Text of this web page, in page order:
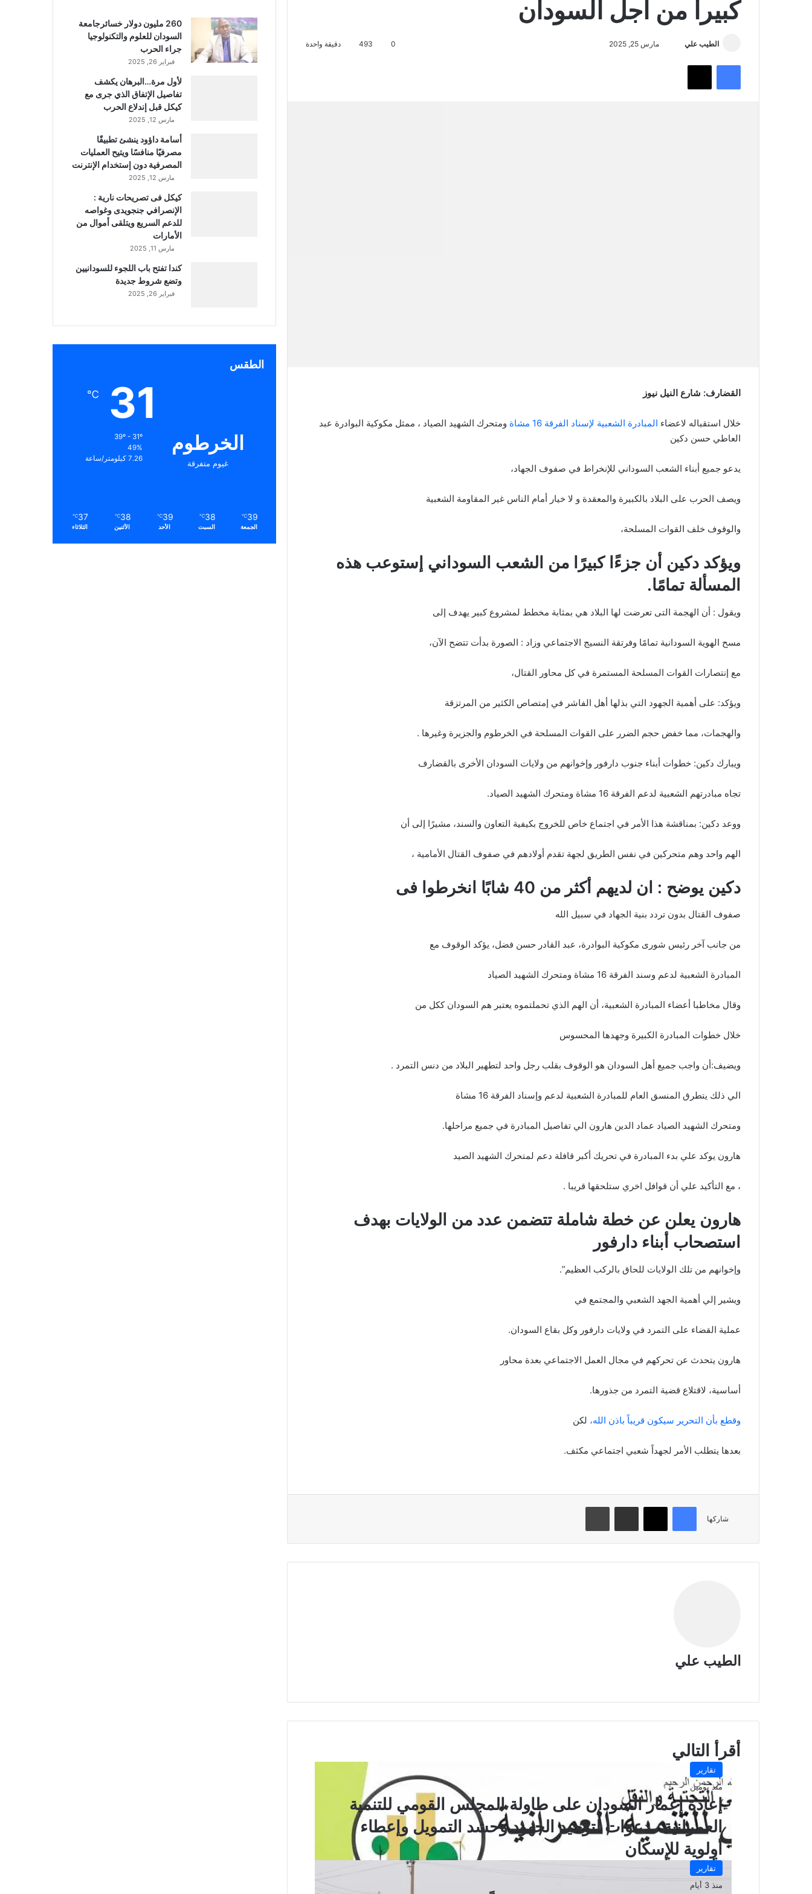
كبيرا من أجل السودان
الطيب علي مارس 25, 2025 0
493 دقيقة واحدة
فيسبوك تويتر
القضارف: شارع النيل نيوز
خلال استقباله لاعضاء المبادرة الشعبية لإسناد الفرقة 16 مشاة
ومتحرك الشهيد الصياد ، ممثل مكوكية البوادرة عبد
العاطي حسن دكين
يدعو جميع أبناء الشعب السوداني للإنخراط في صفوف الجهاد،
ويصف الحرب على البلاد بالكبيرة والمعقدة و لا خيار أمام الناس غير المقاومة الشعبية
والوقوف خلف القوات المسلحة،
ويؤكد دكين أن جزءًا كبيرًا من الشعب السوداني إستوعب هذه
المسألة تمامًا.
ويقول : أن الهجمة التى تعرضت لها البلاد هي بمثابة مخطط لمشروع كبير يهدف إلى
مسح الهوية السودانية تمامًا وفرتقة النسيج الاجتماعي وزاد : الصورة بدأت تتضح الآن،
مع إنتصارات القوات المسلحة المستمرة في كل محاور القتال،
ويؤكد: على أهمية الجهود التي بذلها أهل الفاشر في إمتصاص الكثير من المرتزقة
والهجمات، مما خفض حجم الضرر على القوات المسلحة في الخرطوم والجزيرة وغيرها .
ويبارك دكين: خطوات أبناء جنوب دارفور وإخوانهم من ولايات السودان الأخرى بالقضارف
تجاه مبادرتهم الشعبية لدعم الفرقة 16 مشاة ومتحرك الشهيد الصياد.
ووعد دكين: بمناقشة هذا الأمر في اجتماع خاص للخروج بكيفية التعاون والسند، مشيرًا إلى أن
الهم واحد وهم متحركين في نفس الطريق لجهة تقدم أولادهم في صفوف القتال الأمامية ،
دكين يوضح : ان لديهم أكثر من 40 شابًا انخرطوا فى
صفوف القتال بدون تردد بنية الجهاد في سبيل الله
من جانب آخر رئيس شورى مكوكية البوادرة، عبد القادر حسن فضل، يؤكد الوقوف مع
المبادرة الشعبية لدعم وسند الفرقة 16 مشاة ومتحرك الشهيد الصياد
وقال مخاطبا أعضاء المبادرة الشعبية، أن الهم الذي تحملتموه يعتبر هم السودان ككل من
خلال خطوات المبادرة الكبيرة وجهدها المحسوس
ويضيف:أن واجب جميع أهل السودان هو الوقوف بقلب رجل واحد لتطهير البلاد من دنس التمرد .
الي ذلك يتطرق المنسق العام للمبادرة الشعبية لدعم وإسناد الفرقة 16 مشاة
ومتحرك الشهيد الصياد عماد الدين هارون الي تفاصيل المبادرة في جميع مراحلها.
هارون يوكد علي بدء المبادرة في تحريك أكبر قافلة دعم لمتحرك الشهيد الصيد
، مع التأكيد علي أن قوافل اخري ستلحقها قريبا .
هارون يعلن عن خطة شاملة تتضمن عدد من الولايات بهدف
استصحاب أبناء دارفور
وإخوانهم من تلك الولايات للحاق بالركب العظيم”.
ويشير إلي أهمية الجهد الشعبي والمجتمع في
عملية القضاء على التمرد في ولايات دارفور وكل بقاع السودان.
هارون يتحدث عن تحركهم في مجال العمل الاجتماعي بعدة محاور
أساسية، لاقتلاع قضية التمرد من جذورها.
وقطع بأن التحرير سيكون قريباً باذن الله، لكن
بعدها يتطلب الأمر لجهداً شعبي اجتماعي مكثف.
شاركها
فيسبوك تويتر مشاركة عبر البريد طباعة
الطيب علي
أقرأ التالي
تقارير
منذ يومين
إعادة إعمار السودان على طاولة المجلس القومي للتنمية
العمرانية.. دعوات لتوحيد الجهود وحشد التمويل وإعطاء
أولوية للإسكان
تقارير
منذ 3 أيام
260 مليون دولار خسائرجامعة
السودان للعلوم والتكنولوجيا
جراء الحرب
فبراير 26, 2025
لأول مرة…البرهان يكشف
تفاصيل الإتفاق الذي جرى مع
كيكل قبل إندلاع الحرب
مارس 12, 2025
أسامة داؤود ينشئ تطبيقًا
مصرفيًا منافسًا ويتيح العمليات
المصرفية دون إستخدام الإنترنت
مارس 12, 2025
كيكل فى تصريحات نارية :
الإنصرافي جنجويدى وغواصه
للدعم السريع ويتلقى أموال من
الأمارات
مارس 11, 2025
كندا تفتح باب اللجوء للسودانيين
وتضع شروط جديدة
فبراير 26, 2025
الطقس
الخرطوم
غيوم متفرقة
31
℃
39º - 31º
49%
7.26 كيلومتر/ساعة
39
℃
الجمعة
38
℃
السبت
39
℃
الأحد
38
℃
الأثنين
37
℃
الثلاثاء